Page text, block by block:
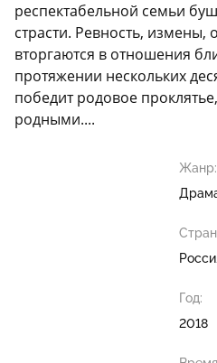
респектабельной семьи
страсти. Ревность, измены,
вторгаются в отношения
протяжении нескольких
победит родовое
родными....
Жанр:
Год:
2018